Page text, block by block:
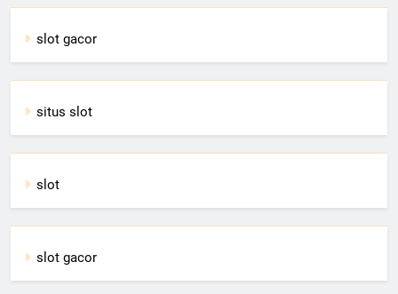
slot gacor
situs slot
slot
slot gacor